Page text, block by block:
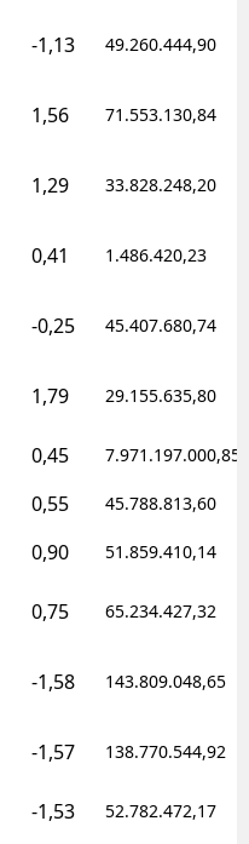
-1,13 49.260.444,90
1,56 71.553.130,84
1,29 33.828.248,20
0,41 1.486.420,23
-0,25 45.407.680,74
1,79 29.155.635,80
0,45 7.971.197.000,85
0,55 45.788.813,60
0,90 51.859.410,14
0,75 65.234.427,32
-1,58 143.809.048,65
-1,57 138.770.544,92
-1,53 52.782.472,17